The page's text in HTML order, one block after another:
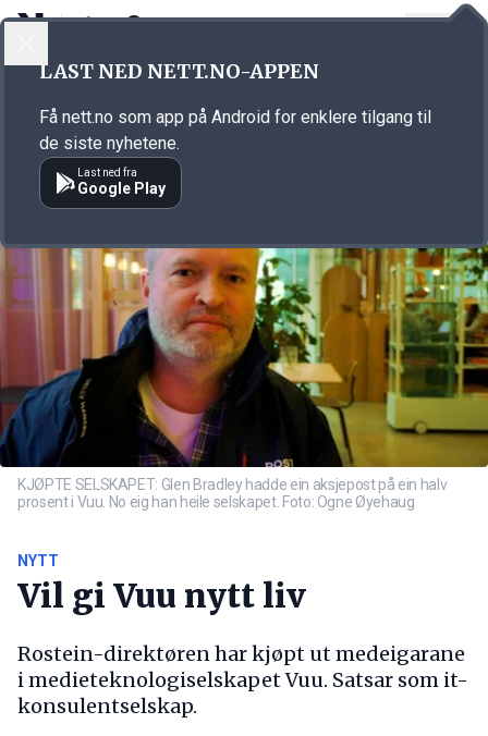
Annonsørinnhold
KJØPTE SELSKAPET: Glen Bradley hadde ein aksjepost på ein halv
prosent i Vuu. No eig han heile selskapet. Foto: Ogne Øyehaug
NYTT
Vil gi Vuu nytt liv
Rostein-direktøren har kjøpt ut medeigarane
i medieteknologiselskapet Vuu. Satsar som it-
konsulentselskap.
LAST NED NETT.NO-APPEN
Få nett.no som app på Android for enklere tilgang til
de siste nyhetene.
Last ned fra
Google Play